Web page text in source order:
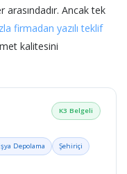
arasındadır. Ancak tek
firmadan yazılı teklif
kalitesini
K3 Belgeli
Depolama
Şehiriçi